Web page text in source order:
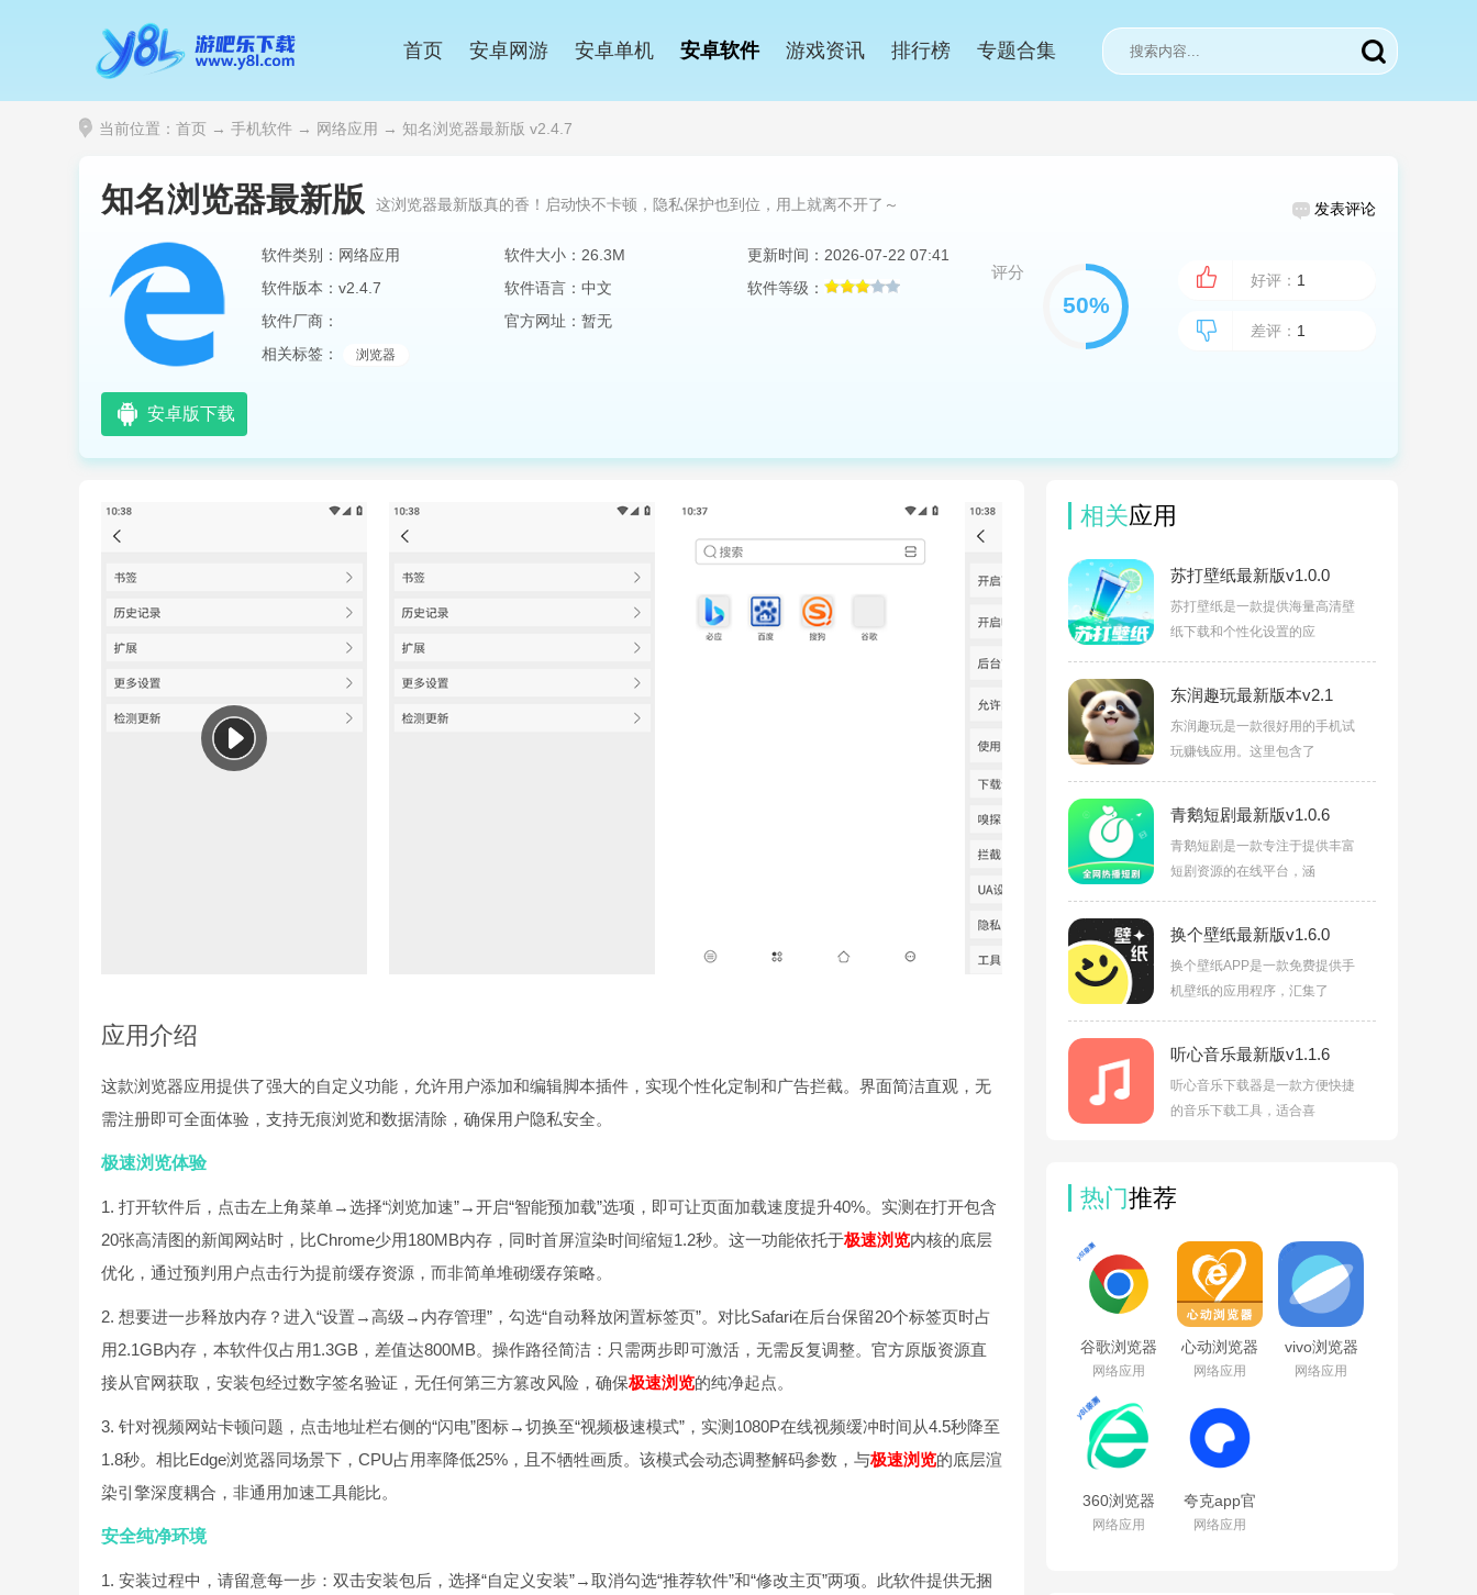
首页 安卓网游 安卓单机 安卓软件 游戏资讯 排行榜 专题合集
当前位置： 首页 → 手机软件 → 网络应用 → 知名浏览器最新版 v2.4.7
知名浏览器最新版 这浏览器最新版真的香！启动快不卡顿，隐私保护也到位，用上就离不开了～ 发表评论
软件类别：网络应用 软件大小：26.3M
更新时间：2026-07-22 07:41
软件版本：v2.4.7
软件语言：中文
软件等级：
软件厂商：
官方网址：暂无
相关标签：
浏览器
评分 好评： 1
差评： 1
安卓版下载
应用介绍
这款浏览器应用提供了强大的自定义功能，允许用户添加和编辑脚本插件，实现个性化定制和广告拦截。界面简洁直观，无
需注册即可全面体验，支持无痕浏览和数据清除，确保用户隐私安全。
极速浏览体验
1. 打开软件后，点击左上角菜单→选择“浏览加速”→开启“智能预加载”选项，即可让页面加载速度提升40%。实测在打开包含
20张高清图的新闻网站时，比Chrome少用180MB内存，同时首屏渲染时间缩短1.2秒。这一功能依托于极速浏览内核的底层
优化，通过预判用户点击行为提前缓存资源，而非简单堆砌缓存策略。
2. 想要进一步释放内存？进入“设置→高级→内存管理”，勾选“自动释放闲置标签页”。对比Safari在后台保留20个标签页时占
用2.1GB内存，本软件仅占用1.3GB，差值达800MB。操作路径简洁：只需两步即可激活，无需反复调整。官方原版资源直
接从官网获取，安装包经过数字签名验证，无任何第三方篡改风险，确保极速浏览的纯净起点。
3. 针对视频网站卡顿问题，点击地址栏右侧的“闪电”图标→切换至“视频极速模式”，实测1080P在线视频缓冲时间从4.5秒降至
1.8秒。相比Edge浏览器同场景下，CPU占用率降低25%，且不牺牲画质。该模式会动态调整解码参数，与极速浏览的底层渲
染引擎深度耦合，非通用加速工具能比。
安全纯净环境
1. 安装过程中，请留意每一步：双击安装包后，选择“自定义安装”→取消勾选“推荐软件”和“修改主页”两项。此软件提供无捆
相关应用
苏打壁纸最新版v1.0.0
苏打壁纸是一款提供海量高清壁
纸下载和个性化设置的应
东润趣玩最新版本v2.1
东润趣玩是一款很好用的手机试
玩赚钱应用。这里包含了
青鹅短剧最新版v1.0.6
青鹅短剧是一款专注于提供丰富
短剧资源的在线平台，涵
换个壁纸最新版v1.6.0
换个壁纸APP是一款免费提供手
机壁纸的应用程序，汇集了
听心音乐最新版v1.1.6
听心音乐下载器是一款方便快捷
的音乐下载工具，适合喜
热门推荐
谷歌浏览器
app下载安
装手机版本
(Chrome)v151.0.7922.6
网络应用
心动浏览器
手机版
v1.1.61安卓
网络应用
vivo浏览器
官方正版下
载v30.0.3.2
网络应用
360浏览器
app下载安
装最新版本
网络应用
夸克app官
方正版下载
最新版本
网络应用